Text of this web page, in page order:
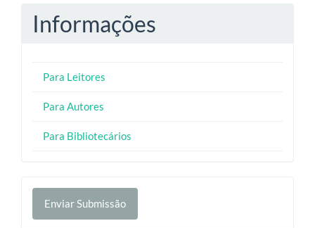
Informações
Para Leitores
Para Autores
Para Bibliotecários
Enviar
Submissão
Enviar Submissão